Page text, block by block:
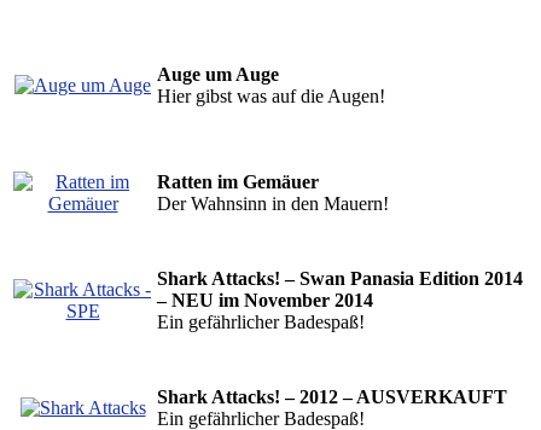
Auge um Auge
Hier gibst was auf die Augen!
Ratten im Gemäuer
Der Wahnsinn in den Mauern!
Shark Attacks! – Swan Panasia Edition 2014
–NEU im November 2014
Ein gefährlicher Badespaß!
Shark Attacks! – 2012 – AUSVERKAUFT
Ein gefährlicher Badespaß!